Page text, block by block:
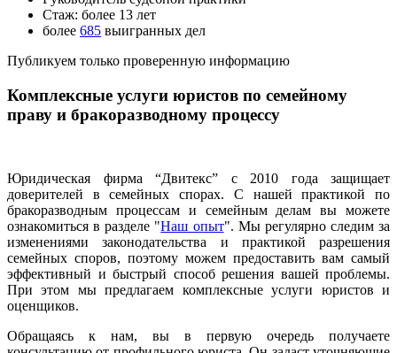
Стаж: более 13 лет
более 685 выигранных дел
Публикуем только проверенную информацию
Комплексные услуги юристов по семейному
праву и бракоразводному процессу
Юридическая фирма “Двитекс” с 2010 года защищает
доверителей в семейных спорах. С нашей практикой по
бракоразводным процессам и семейным делам вы можете
ознакомиться в разделе "Наш опыт". Мы регулярно следим за
изменениями законодательства и практикой разрешения
семейных споров, поэтому можем предоставить вам самый
эффективный и быстрый способ решения вашей проблемы.
При этом мы предлагаем комплексные услуги юристов и
оценщиков.
Обращаясь к нам, вы в первую очередь получаете